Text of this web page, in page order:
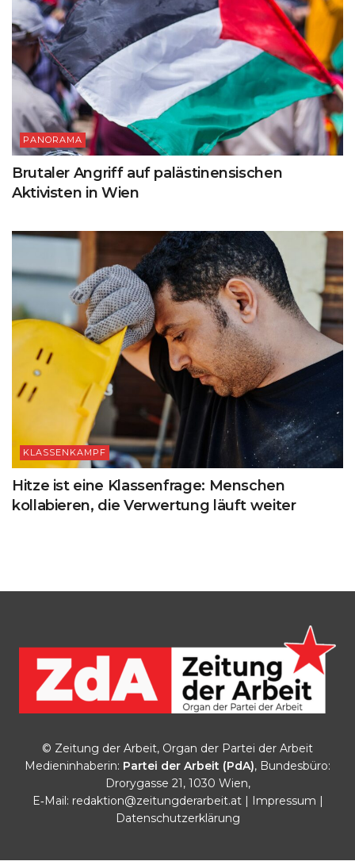
PANORAMA
Brutaler Angriff auf palästinensischen
Aktivisten in Wien
KLASSENKAMPF
Hitze ist eine Klassenfrage: Menschen
kollabieren, die Verwertung läuft weiter
© Zeitung der Arbeit, Organ der Partei der Arbeit
Medieninhaberin: Partei der Arbeit (PdA), Bundesbüro:
Drorygasse 21, 1030 Wien,
E‑Mail: redaktion@zeitungderarbeit.at| Impressum |
Datenschutzerklärung